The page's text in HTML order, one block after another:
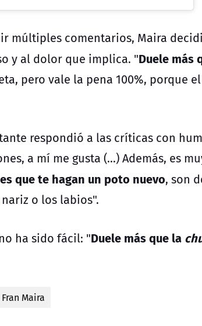
múltiples comentarios, Maira
y al dolor que implica. "Duele más
pero vale la pena 100%, porque
respondió a las críticas con
a mí me gusta (...) Además, es
que te hagan un poto nuevo, son
o los labios".
ha sido fácil: "Duele más que la
Fran Maira